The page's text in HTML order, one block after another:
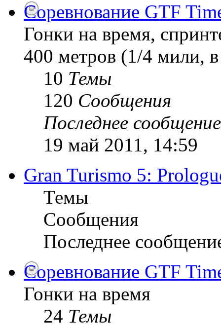
Соревнование GTF
Гонки на время,
400 метров (1/4 мили,
10 Темы
120 Сообщения
Последнее сообщение
19 май 2011, 14:59
Gran Turismo 5:
Темы
Сообщения
Последнее
Соревнование GTF
Гонки на время
24 Темы